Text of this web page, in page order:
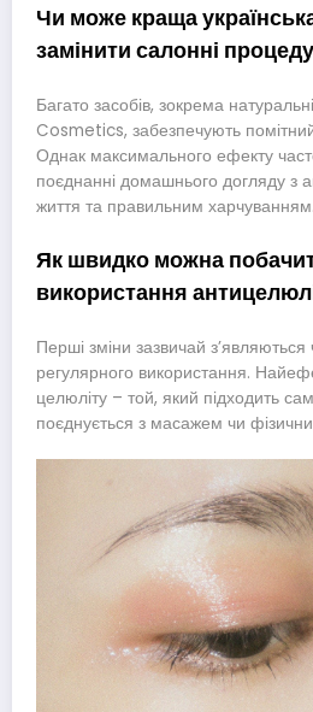
Чи може краща
замінити салонні
Багато засобів, зокрема
Cosmetics, забезпечують
Однак максимального ефекту
поєднанні домашнього догляду з
життя та правильним харчуванням.
Як швидко можна
використання
Перші зміни зазвичай
регулярного використання.
целюліту – той, який підходить
поєднується з масажем чи